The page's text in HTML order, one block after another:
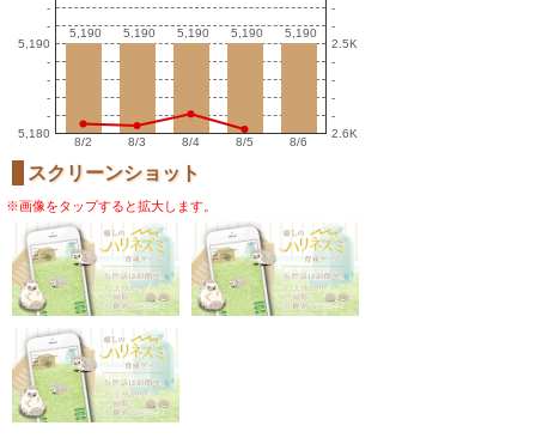
-
-
5,190
-
-
-
-
5,180
5,190
5,190 5,190
5,190 5,190
5,190 5,190
5,190 5,190
5,190
8/2 8/3 8/4 8/5 8/6
-
-
2.5K
-
-
-
-
2.6K
スクリーンショット
※画像をタップすると拡大します。